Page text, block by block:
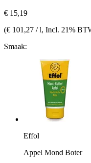
€ 15,19
(€ 101,27 / l, Incl. 21%
Smaak:
Effol
Appel Mond Boter